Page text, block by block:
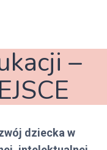
–
dziecka w